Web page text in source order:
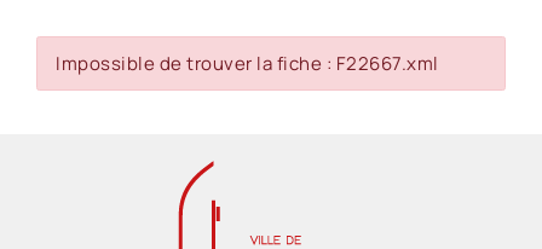
Impossible de trouver la fiche : F22667.xml